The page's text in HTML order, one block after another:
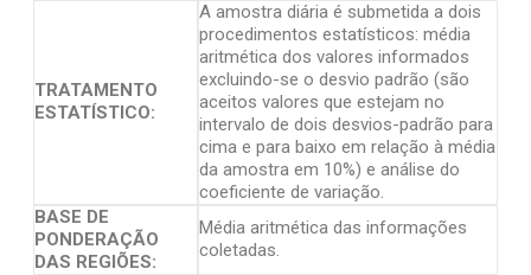
TRATAMENTO
ESTATÍSTICO:
A amostra diária é submetida a dois
procedimentos estatísticos: média
aritmética dos valores informados
excluindo-se o desvio padrão (são
aceitos valores que estejam no
intervalo de dois desvios-padrão para
cima e para baixo em relação à média
da amostra em 10%) e análise do
coeficiente de variação.
BASE DE
PONDERAÇÃO
DAS REGIÕES:
Média aritmética das informações
coletadas.